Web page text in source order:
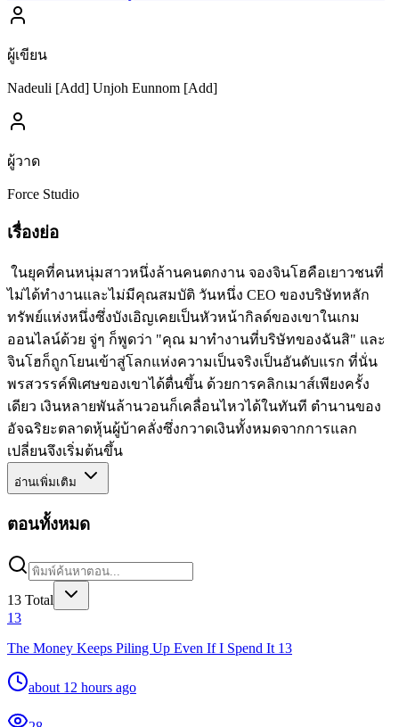
ผู้เขียน
Nadeuli [Add] Unjoh Eunnom [Add]
ผู้วาด
Force Studio
เรื่องย่อ
ในยุคที่คนหนุ่มสาวหนึ่งล้านคนตกงาน จองจินโฮคือเยาวชนที่
ไม่ได้ทำงานและไม่มีคุณสมบัติ วันหนึ่ง CEO ของบริษัทหลัก
ทรัพย์แห่งหนึ่งซึ่งบังเอิญเคยเป็นหัวหน้ากิลด์ของเขาในเกม
ออนไลน์ด้วย จู่ๆ ก็พูดว่า "คุณ มาทำงานที่บริษัทของฉันสิ" และ
จินโฮก็ถูกโยนเข้าสู่โลกแห่งความเป็นจริงเป็นอันดับแรก ที่นั่น
พรสวรรค์พิเศษของเขาได้ตื่นขึ้น ด้วยการคลิกเมาส์เพียงครั้ง
เดียว เงินหลายพันล้านวอนก็เคลื่อนไหวได้ในทันที ตำนานของ
อัจฉริยะตลาดหุ้นผู้บ้าคลั่งซึ่งกวาดเงินทั้งหมดจากการแลก
เปลี่ยนจึงเริ่มต้นขึ้น
อ่านเพิ่มเติม
ตอนทั้งหมด
13 Total
13
The Money Keeps Piling Up Even If I Spend It 13
about 12 hours ago